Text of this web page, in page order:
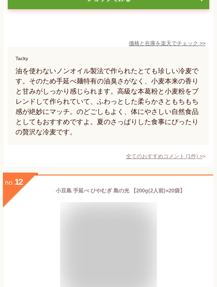
価格と在庫を楽天でチェック >>
Tacky
油を使わないノンオイル製法で作られたとても珍しい冷麦で
す。そのため手延べ麺特有の油臭さがなく、小麦本来の香り
と甘みがしっかり感じられます。高級な本葛粉と小麦粉をブ
レンドして作られていて、ふわっとした柔らかさともちもち
感が絶妙にマッチ。のどごしもよく、体にやさしい自然食品
としてもおすすめですよ。夏のさっぱりした食事にぴったり
の贅沢な冷麦です。
全てのおすすめコメント (1件) >
no. 12
小豆島 手延べ ひやむぎ 島の光 【200g(2人前)×20袋】